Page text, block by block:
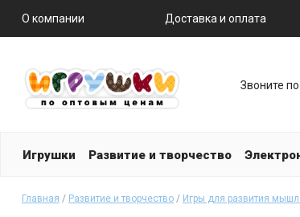
О компании Доставка и оплата
Звоните
Игрушки Развитие и творчество
Главная / Развитие и творчество/ Игры для развития